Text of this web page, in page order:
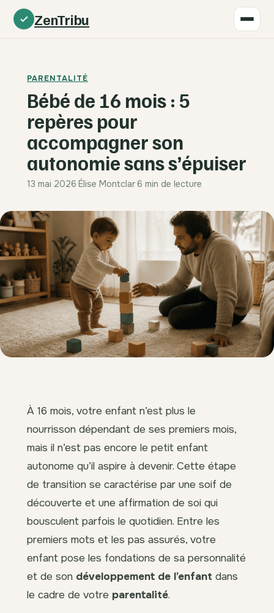
ZenTribu
PARENTALITÉ
Bébé de 16 mois : 5
repères pour
accompagner son
autonomie sans s’épuiser
13 mai 2026·Élise Montclar·6 min de lecture
À 16 mois, votre enfant n’est plus le
nourrisson dépendant de ses premiers mois,
mais il n’est pas encore le petit enfant
autonome qu’il aspire à devenir. Cette étape
de transition se caractérise par une soif de
découverte et une affirmation de soi qui
bousculent parfois le quotidien. Entre les
premiers mots et les pas assurés, votre
enfant pose les fondations de sa personnalité
et de son développement de l’enfant dans
le cadre de votre parentalité.